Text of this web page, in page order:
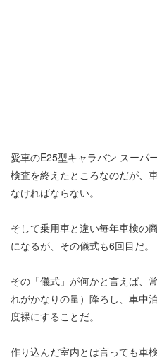
愛車のE25型キャラバン スーパ
検査を終えたところなのだが、
なければならない。
そして乗用車と違い毎年車検の
になるが、その儀式も6回目だ。
その「儀式」が何かと言えば、
れがかなりの量）降ろし、車中
度裸にすることだ。
作り込んだ室内とは言っても車